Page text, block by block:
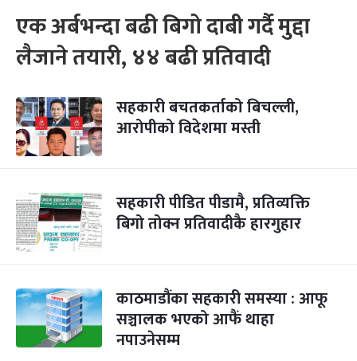
एक अर्बभन्दा बढी बिगो दाबी गर्दै मुद्दा
लैजाने तयारी, ४४ बढी प्रतिवादी
सहकारी बचतकर्ताको बिचल्ली,
आरोपीको विदेशमा मस्ती
सहकारी पीडित पीडामै, प्रतिव्यक्ति
बिगो तोक्न प्रतिवादीकै हारगुहार
काठमाडौंका सहकारी समस्या : आफू
सञ्चालक भएको आफैं थाहा
नपाउनेसम्म